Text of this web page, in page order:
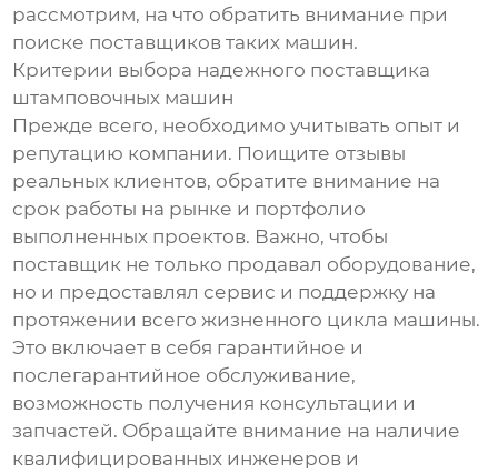
рассмотрим, на что обратить внимание при
поиске поставщиков таких машин.
Критерии выбора надежного поставщика
штамповочных машин
Прежде всего, необходимо учитывать опыт и
репутацию компании. Поищите отзывы
реальных клиентов, обратите внимание на
срок работы на рынке и портфолио
выполненных проектов. Важно, чтобы
поставщик не только продавал оборудование,
но и предоставлял сервис и поддержку на
протяжении всего жизненного цикла машины.
Это включает в себя гарантийное и
послегарантийное обслуживание,
возможность получения консультации и
запчастей. Обращайте внимание на наличие
квалифицированных инженеров и